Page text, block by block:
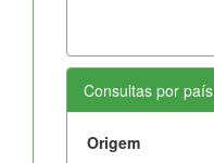
Consultas por país
Origem